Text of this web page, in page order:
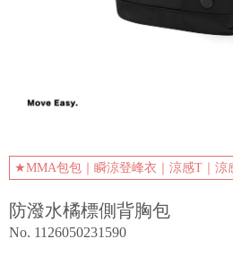
★MMA包包｜瞬涼登峰衣｜涼感T｜涼
防潑水橘標側背胸包
No. 1126050231590